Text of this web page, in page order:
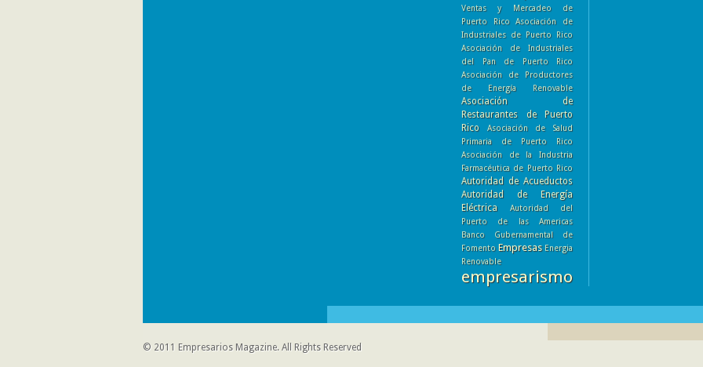
Ventas y Mercadeo de
Puerto Rico
Asociación de
Industriales de Puerto Rico
Asociación de Industriales
del Pan de Puerto Rico
Asociación de Productores
de Energía Renovable
Asociación de
Restaurantes de Puerto
Rico
Asociación de Salud
Primaria de Puerto Rico
Asociación de la Industria
Farmacéutica de Puerto Rico
Autoridad de Acueductos
Autoridad de Energía
Eléctrica
Autoridad del
Puerto de las Americas
Banco Gubernamental de
Fomento Empresas Energia
Renovable
empresarismo
© 2011 Empresarios Magazine. All Rights Reserved